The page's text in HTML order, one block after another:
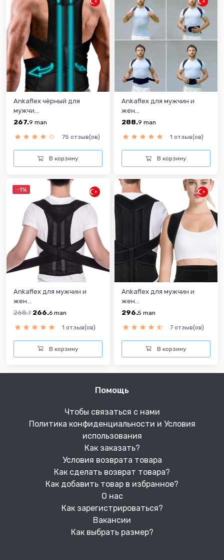
Ankaflex чёрный для
мужчи...
267.9 man
75 отзыв(ов)
В корзину
Ankaflex для мужчин и
жен...
288.9 man
1 отзыв(ов)
В корзину
-1%
Ankaflex для мужчин и
жен...
268.7 266.6 man
1 отзыв(ов)
В корзину
Ankaflex для мужчин и
жен...
296.5 man
7 отзыв(ов)
В корзину
Помощь
Чтобы связаться с нами
Политика конфиденциальности и Условия
использования
Как заказать?
Условия возврата товара
Как сделать возврат товара?
Как добавить товар в избранное?
О нас
Как зарегистрироваться?
Вакансии
Как выбрать размер?